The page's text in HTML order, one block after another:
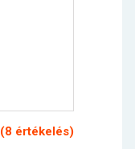
(8 értékelés)